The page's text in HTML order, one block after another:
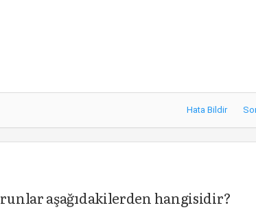
Hata Bildir
aşağıdakilerden hangisidir?